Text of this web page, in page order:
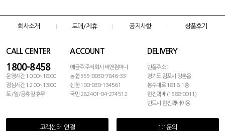
회사소개 도매/제휴 공지사항 상품후기
CALL CENTER
1800-8458
운영시간 10:00~18:00
점심시간 12:00~13:00
토/일/공휴일 휴무
ACCOUNT
예금주:주식회사 비앤컴퍼니
농협 355-0030-7846-33
신한 100-030-134561
국민 282401-04-274512
DELIVERY
반품주소 :
경기도 김포시 양촌읍
봉수대로 1816, 1층
한진택배 (1588-0011)
반드시 한진택배이용
고객센터 연결 1:1문의